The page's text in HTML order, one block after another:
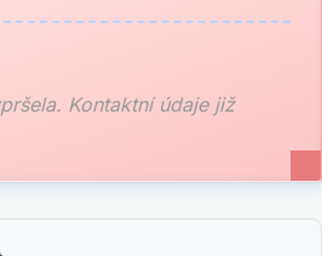
Kontaktní údaje již